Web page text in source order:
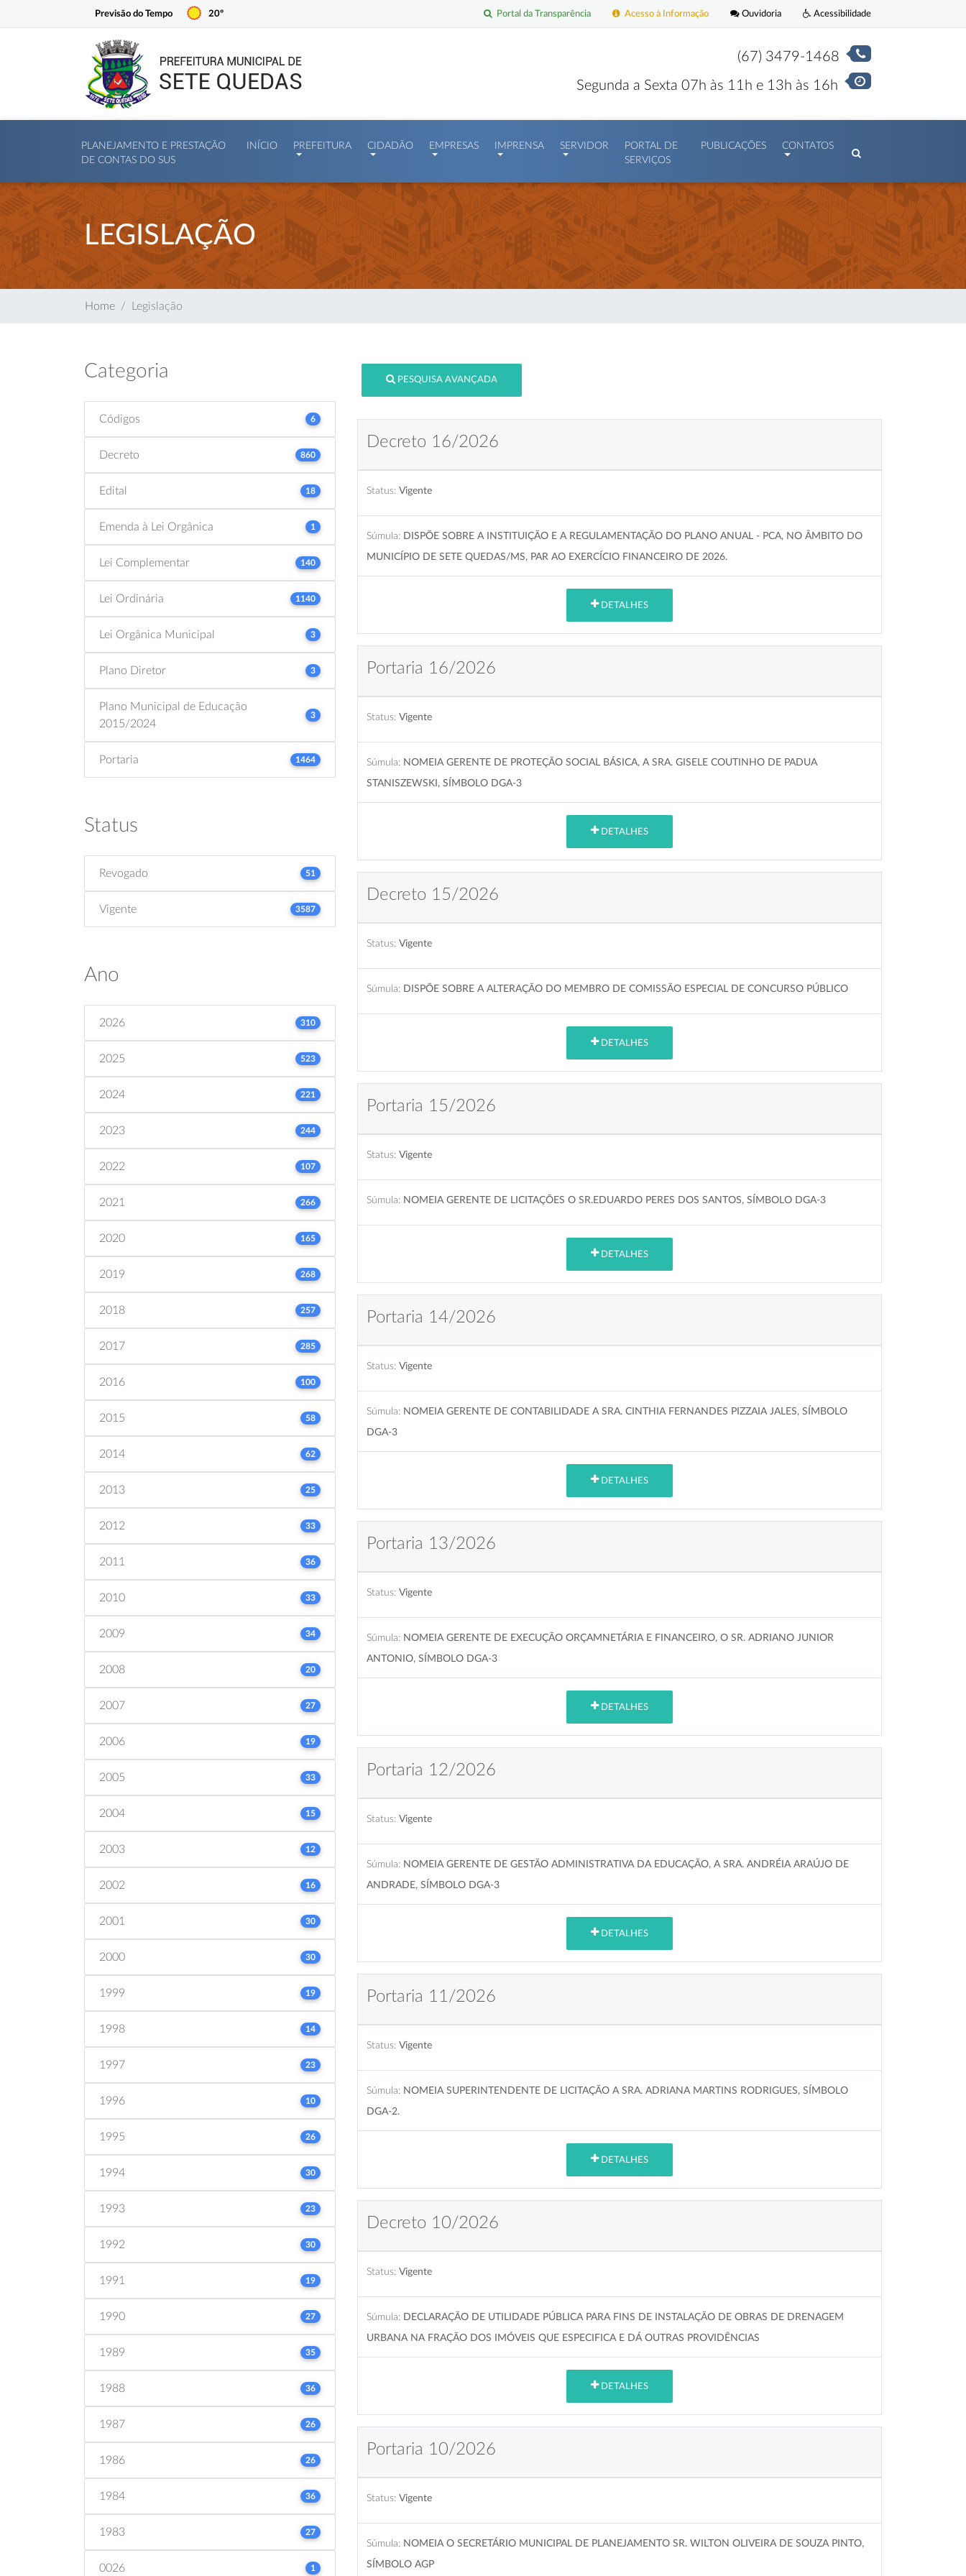
Previsão do Tempo 20º Acessibilidade
Ouvidoria
Acesso à Informação
Portal da Transparência
(67) 3479-1468
Segunda a Sexta 07h às 11h e 13h às 16h
PLANEJAMENTO E PRESTAÇÃO
DE CONTAS DO SUS
INÍCIO PREFEITURA CIDADÃO EMPRESAS IMPRENSA SERVIDOR
PORTAL DE
SERVIÇOS
PUBLICAÇÕES CONTATOS
LEGISLAÇÃO
Home Legislação
Categoria
Códigos 6
Decreto 860
Edital 18
Emenda à Lei Orgânica 1
Lei Complementar 140
Lei Ordinária 1140
Lei Orgânica Municipal 3
Plano Diretor 3
Plano Municipal de Educação
2015/2024
3
Portaria 1464
Status
Revogado 51
Vigente 3587
Ano
2026 310
2025 523
2024 221
2023 244
2022 107
2021 266
2020 165
2019 268
2018 257
2017 285
2016 100
2015 58
2014 62
2013 25
2012 33
2011 36
2010 33
2009 34
2008 20
2007 27
2006 19
2005 33
2004 15
2003 12
2002 16
2001 30
2000 30
1999 19
1998 14
1997 23
1996 10
1995 26
1994 30
1993 23
1992 30
1991 19
1990 27
1989 35
1988 36
1987 26
1986 26
1984 36
1983 27
0026 1
PESQUISA AVANÇADA
Decreto 16/2026
Status: Vigente
Súmula: DISPÕE SOBRE A INSTITUIÇÃO E A REGULAMENTAÇÃO DO PLANO ANUAL - PCA, NO ÂMBITO DO
MUNICÍPIO DE SETE QUEDAS/MS, PAR AO EXERCÍCIO FINANCEIRO DE 2026.
DETALHES
Portaria 16/2026
Status: Vigente
Súmula: NOMEIA GERENTE DE PROTEÇÃO SOCIAL BÁSICA, A SRA. GISELE COUTINHO DE PADUA
STANISZEWSKI, SÍMBOLO DGA-3
DETALHES
Decreto 15/2026
Status: Vigente
Súmula: DISPÕE SOBRE A ALTERAÇÃO DO MEMBRO DE COMISSÃO ESPECIAL DE CONCURSO PÚBLICO
DETALHES
Portaria 15/2026
Status: Vigente
Súmula: NOMEIA GERENTE DE LICITAÇÕES O SR.EDUARDO PERES DOS SANTOS, SÍMBOLO DGA-3
DETALHES
Portaria 14/2026
Status: Vigente
Súmula: NOMEIA GERENTE DE CONTABILIDADE A SRA. CINTHIA FERNANDES PIZZAIA JALES, SÍMBOLO
DGA-3
DETALHES
Portaria 13/2026
Status: Vigente
Súmula: NOMEIA GERENTE DE EXECUÇÃO ORÇAMNETÁRIA E FINANCEIRO, O SR. ADRIANO JUNIOR
ANTONIO, SÍMBOLO DGA-3
DETALHES
Portaria 12/2026
Status: Vigente
Súmula: NOMEIA GERENTE DE GESTÃO ADMINISTRATIVA DA EDUCAÇÃO, A SRA. ANDRÉIA ARAÚJO DE
ANDRADE, SÍMBOLO DGA-3
DETALHES
Portaria 11/2026
Status: Vigente
Súmula: NOMEIA SUPERINTENDENTE DE LICITAÇÃO A SRA. ADRIANA MARTINS RODRIGUES, SÍMBOLO
DGA-2.
DETALHES
Decreto 10/2026
Status: Vigente
Súmula: DECLARAÇÃO DE UTILIDADE PÚBLICA PARA FINS DE INSTALAÇÃO DE OBRAS DE DRENAGEM
URBANA NA FRAÇÃO DOS IMÓVEIS QUE ESPECIFICA E DÁ OUTRAS PROVIDÊNCIAS
DETALHES
Portaria 10/2026
Status: Vigente
Súmula: NOMEIA O SECRETÁRIO MUNICIPAL DE PLANEJAMENTO SR. WILTON OLIVEIRA DE SOUZA PINTO,
SÍMBOLO AGP